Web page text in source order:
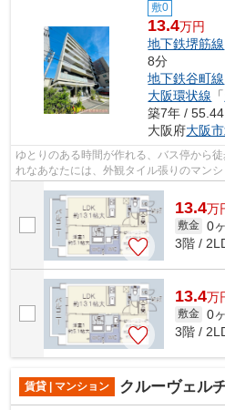
敷0
13.4万円
地下鉄堺筋線
8分
地下鉄谷町線
大阪環状線 「
築7年 / 55.44
大阪府大阪
ゆとりのある時間が作れる、バス停から
れなあなたには、外観タイル張りのマン
13.4万
敷金 0
3階 /
13.4万
敷金 0
3階 /
賃貸 | マンション クルーヴェル